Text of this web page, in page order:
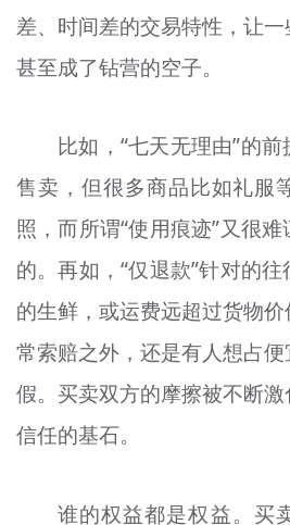
差、时间差的交易特性，让一
甚至成了钻营的空子。
比如，“七天无理由”的
售卖，但很多商品比如礼服
照，而所谓“使用痕迹”又很
的。再如，“仅退款”针对的
的生鲜，或运费远超过货物
常索赔之外，还是有人想占
假。买卖双方的摩擦被不断
信任的基石。
谁的权益都是权益。买